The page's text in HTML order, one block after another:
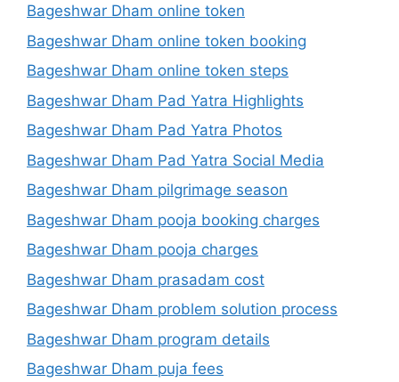
Bageshwar Dham online token
Bageshwar Dham online token booking
Bageshwar Dham online token steps
Bageshwar Dham Pad Yatra Highlights
Bageshwar Dham Pad Yatra Photos
Bageshwar Dham Pad Yatra Social Media
Bageshwar Dham pilgrimage season
Bageshwar Dham pooja booking charges
Bageshwar Dham pooja charges
Bageshwar Dham prasadam cost
Bageshwar Dham problem solution process
Bageshwar Dham program details
Bageshwar Dham puja fees